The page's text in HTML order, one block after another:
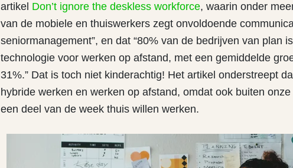
artikel Don’t ignore the deskless workforce, waarin onder
van de mobiele en thuiswerkers zegt onvoldoende
seniormanagement”, en dat “80% van de bedrijven van plan
technologie voor werken op afstand, met een gemiddelde
31%.” Dat is toch niet kinderachtig! Het artikel onderstreept
hybride werken en werken op afstand, omdat ook buiten
een deel van de week thuis willen werken.